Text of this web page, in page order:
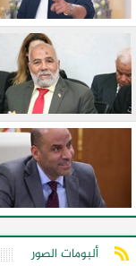
ألبومات الصور